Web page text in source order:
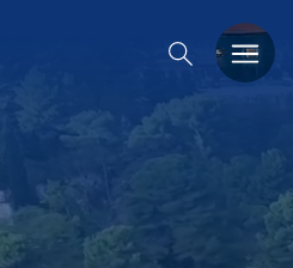
PREMIO DUSMET
OSSERVATORIO